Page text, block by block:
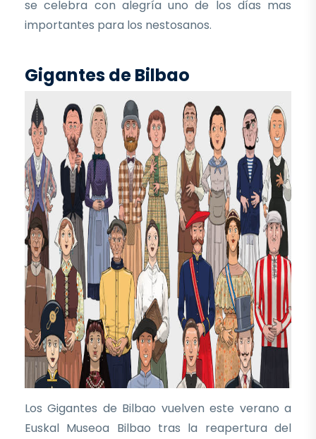
se celebra con alegría uno de los días mas
importantes para los nestosanos.
Gigantes de Bilbao
Los Gigantes de Bilbao vuelven este verano a
Euskal Museoa Bilbao tras la reapertura del